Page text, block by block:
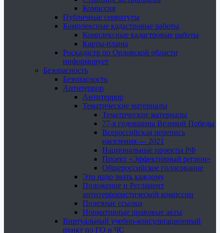
Комиссия
Публичные сервитуты
Комплексные кадастровые работы
Комплексные кадастровые работы
Карты-планы
Роскадастр по Орловской области
информирует
Безопасность
Безопасность
Антитеррор
Антитеррор
Тематические материалы
Тематические материалы
77-я годовщина Великой Победы
Всероссийская перепись
населения — 2021
Национальные проекты РФ
Проект «Эффективный регион»
Общероссийское голосование
Это надо знать каждому
Положение и Регламент
антитеррористической комиссии
Полезные ссылки
Нормативные правовые акты
Виртуальный учебно-консультационный
пункт по ГО и ЧС